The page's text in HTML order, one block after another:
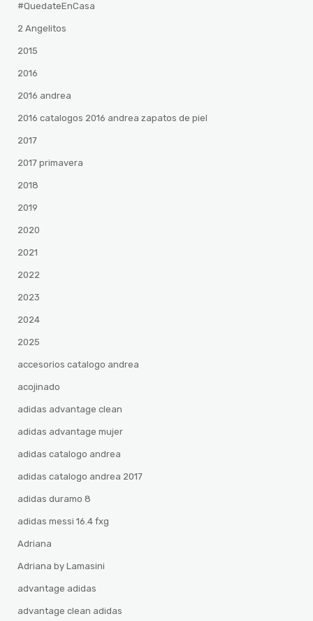
#QuedateEnCasa
2 Angelitos
2015
2016
2016 andrea
2016 catalogos 2016 andrea zapatos de piel
2017
2017 primavera
2018
2019
2020
2021
2022
2023
2024
2025
accesorios catalogo andrea
acojinado
adidas advantage clean
adidas advantage mujer
adidas catalogo andrea
adidas catalogo andrea 2017
adidas duramo 8
adidas messi 16.4 fxg
Adriana
Adriana by Lamasini
advantage adidas
advantage clean adidas